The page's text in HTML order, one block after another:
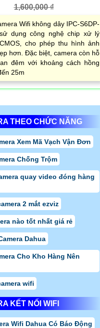
1,600,000 ₫
Wifi không dây IPC-S6DP-
dụng công nghệ chip xử lý
cho phép thu hình ảnh
hơn. Đặc biệt, camera còn hỗ
đêm với khoảng cách hồng
25m
THEO CHỨC NĂNG
Xem Mã Vạch Vận Đơn
Chống Trộm
quay video đóng hàng
2 mắt ezviz
nào tốt nhất giá rẻ
Dahua
Cho Kho Hàng Nên
wifi
KẾT NỐI WIFI
Wifi Dahua Có Báo Động